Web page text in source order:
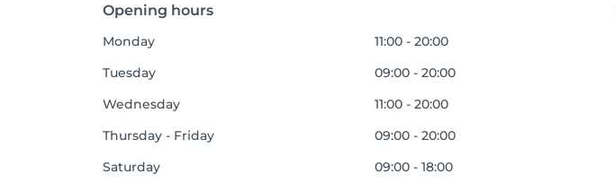
Opening hours
Monday
11:00 - 20:00
Tuesday
09:00 - 20:00
Wednesday
11:00 - 20:00
Thursday - Friday
09:00 - 20:00
Saturday
09:00 - 18:00